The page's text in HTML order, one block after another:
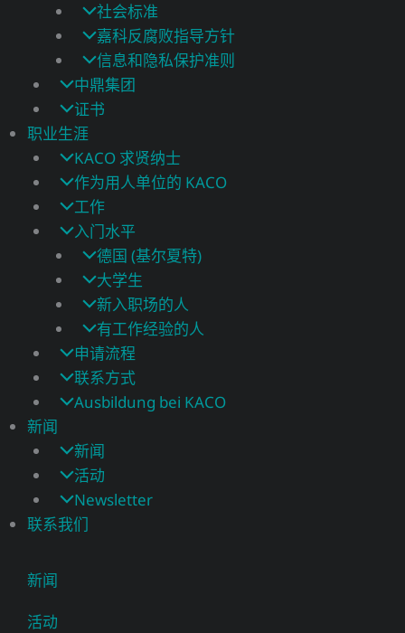
社会标准
嘉科反腐败指导方针
信息和隐私保护准则
中鼎集团
证书
职业生涯
KACO 求贤纳士
作为用人单位的 KACO
工作
入门水平
德国 (基尔夏特)
大学生
新入职场的人
有工作经验的人
申请流程
联系方式
Ausbildung bei KACO
新闻
新闻
活动
Newsletter
联系我们
新闻
活动